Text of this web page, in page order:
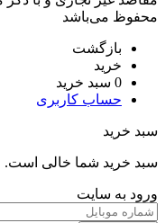
محفوظ می‌باشد
بازگشت
خرید
0 سبد خرید
حساب کاربری
سبد خرید
سبد خرید شما خالی است.
ورود به سایت